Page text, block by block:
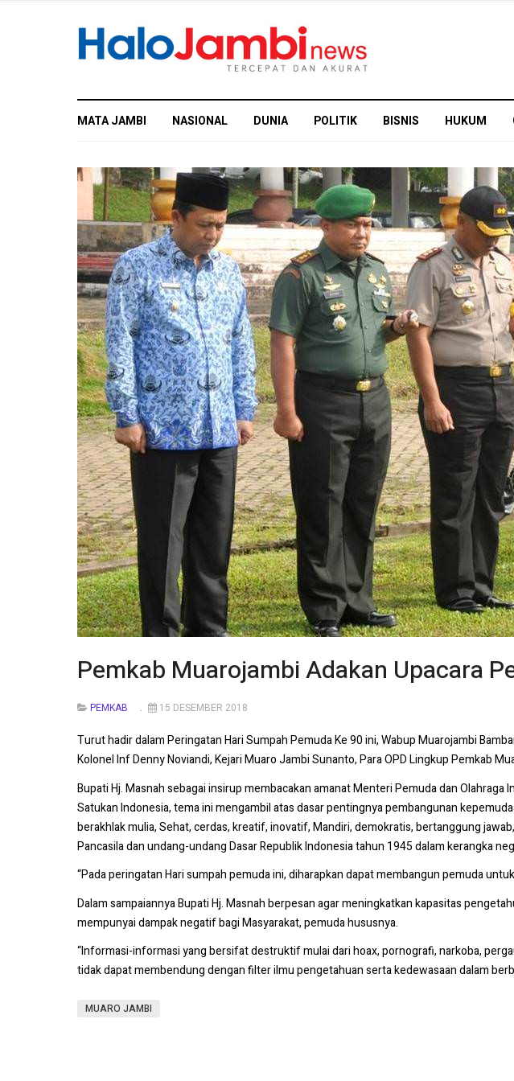
MATA JAMBI NASIONAL DUNIA POLITIK BISNIS HUKUM
Pemkab Muarojambi Adakan Upacara
PEMKAB 15 DESEMBER 2018
Turut hadir dalam Peringatan Hari Sumpah Pemuda Ke 90 ini, Wabup Muarojambi
Kolonel Inf Denny Noviandi, Kejari Muaro Jambi Sunanto, Para OPD Lingkup Pemkab
Bupati Hj. Masnah sebagai insirup membacakan amanat Menteri Pemuda dan
Satukan Indonesia, tema ini mengambil atas dasar pentingnya pembangunan
berakhlak mulia, Sehat, cerdas, kreatif, inovatif, Mandiri, demokratis, bertanggung
Pancasila dan undang-undang Dasar Republik Indonesia tahun 1945 dalam kerangka
“Pada peringatan Hari sumpah pemuda ini, diharapkan dapat membangun pemuda
Dalam sampaiannya Bupati Hj. Masnah berpesan agar meningkatkan kapasitas
mempunyai dampak negatif bagi Masyarakat, pemuda hususnya.
“Informasi-informasi yang bersifat destruktif mulai dari hoax, pornografi, narkoba,
tidak dapat membendung dengan filter ilmu pengetahuan serta kedewasaan dalam
MUARO JAMBI